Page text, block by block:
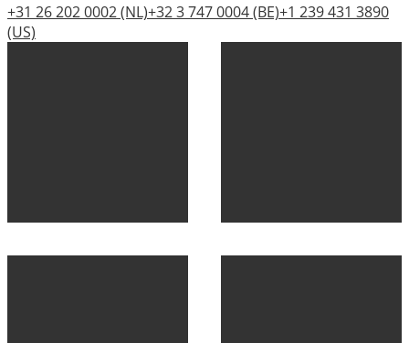
+31 26 202 0002(NL)+32 3 747 0004(BE)+1 239 431 3890
(US)